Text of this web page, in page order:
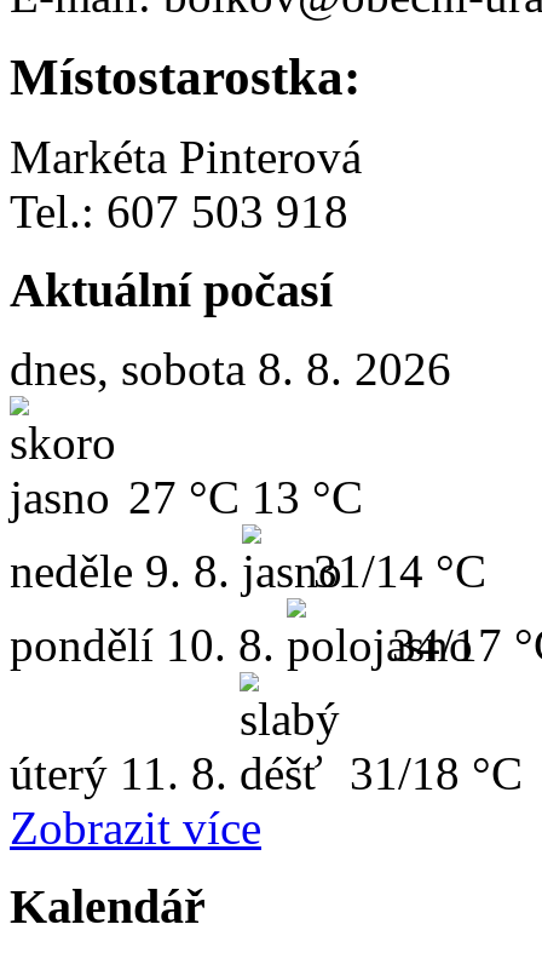
Místostarostka:
Markéta Pinterová
Tel.: 607 503 918
Aktuální počasí
dnes, sobota 8. 8. 2026
27 °C 13 °C
neděle 9. 8.
31/14 °C
pondělí 10. 8. 34/17
úterý 11. 8.
31/18 °C
Zobrazit více
Kalendář